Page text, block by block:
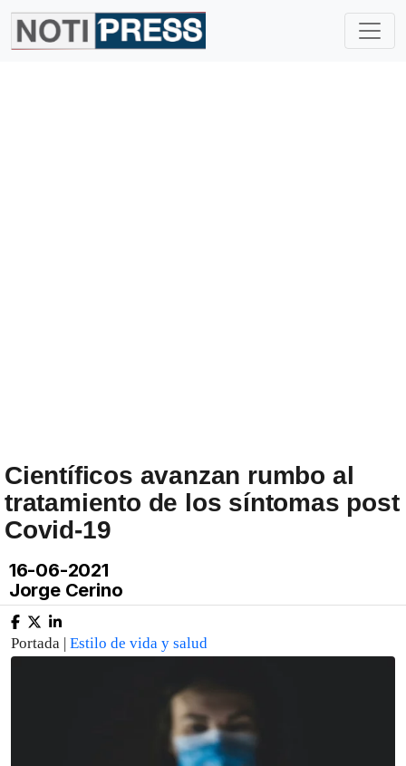
Científicos avanzan rumbo al
tratamiento de los síntomas post
Covid-19
16-06-2021
Jorge Cerino
Portada | Estilo de vida y salud